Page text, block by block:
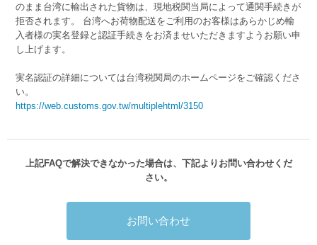
のまま台湾に輸出された貨物は、現地税関当局によって通関手続きが
拒否されます。 台湾へお荷物配送をご利用のお客様はあらかじめ輸
入者様の実名登録と認証手続きをお済ませいただきますようお願い申
し上げます。
実名認証の詳細については台湾税関局のホームページをご確認くださ
い。
https://web.customs.gov.tw/multiplehtml/3150
上記FAQで解決できなかった場合は、下記よりお問い合わせくだ
さい。
お問い合わせ